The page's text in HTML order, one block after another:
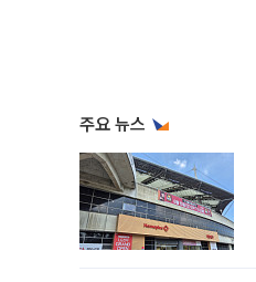
주요 뉴스